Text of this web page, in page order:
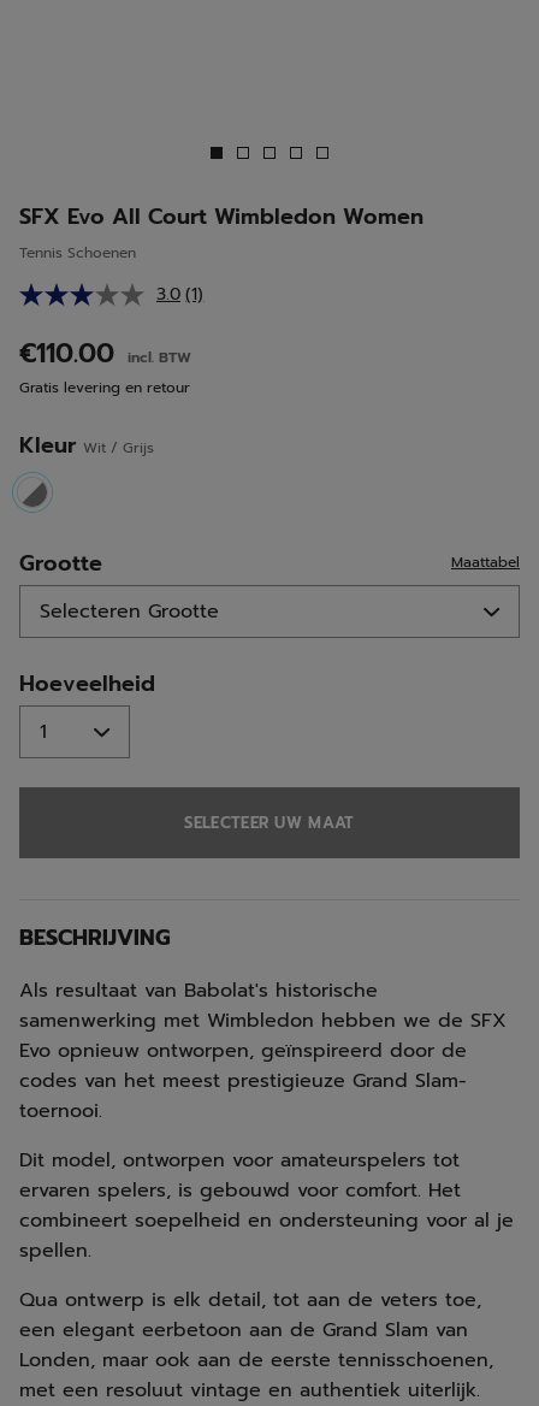
SFX Evo All Court Wimbledon Women
Tennis Schoenen
3.0 Lees
Dezelfde
paginalink.
(1)
€110.00
incl. BTW
Gratis levering en retour
Kleur Wit / Grijs
selected
Grootte Maattabel
Hoeveelheid
SELECTEER UW MAAT
BESCHRIJVING
Als resultaat van Babolat's historische
samenwerking met Wimbledon hebben we de SFX
Evo opnieuw ontworpen, geïnspireerd door de
codes van het meest prestigieuze Grand Slam-
toernooi.
Dit model, ontworpen voor amateurspelers tot
ervaren spelers, is gebouwd voor comfort. Het
combineert soepelheid en ondersteuning voor al je
spellen.
Qua ontwerp is elk detail, tot aan de veters toe,
een elegant eerbetoon aan de Grand Slam van
Londen, maar ook aan de eerste tennisschoenen,
met een resoluut vintage en authentiek uiterlijk.